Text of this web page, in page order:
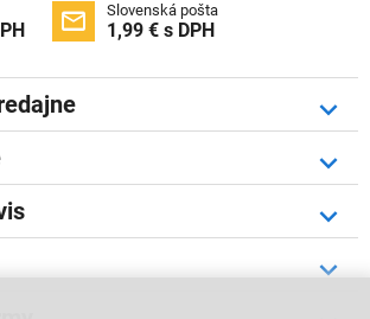
 Slovenská pošta
1,99 € s DPH